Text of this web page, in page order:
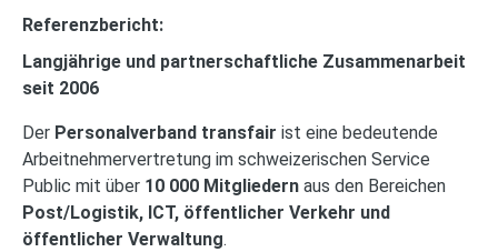
Referenzbericht:
Langjährige und partnerschaftliche Zusammenarbeit
seit 2006
Der Personalverband transfair ist eine bedeutende
Arbeitnehmervertretung im schweizerischen Service
Public mit über 10 000 Mitgliedern aus den Bereichen
Post/Logistik, ICT, öffentlicher Verkehr und
öffentlicher Verwaltung.